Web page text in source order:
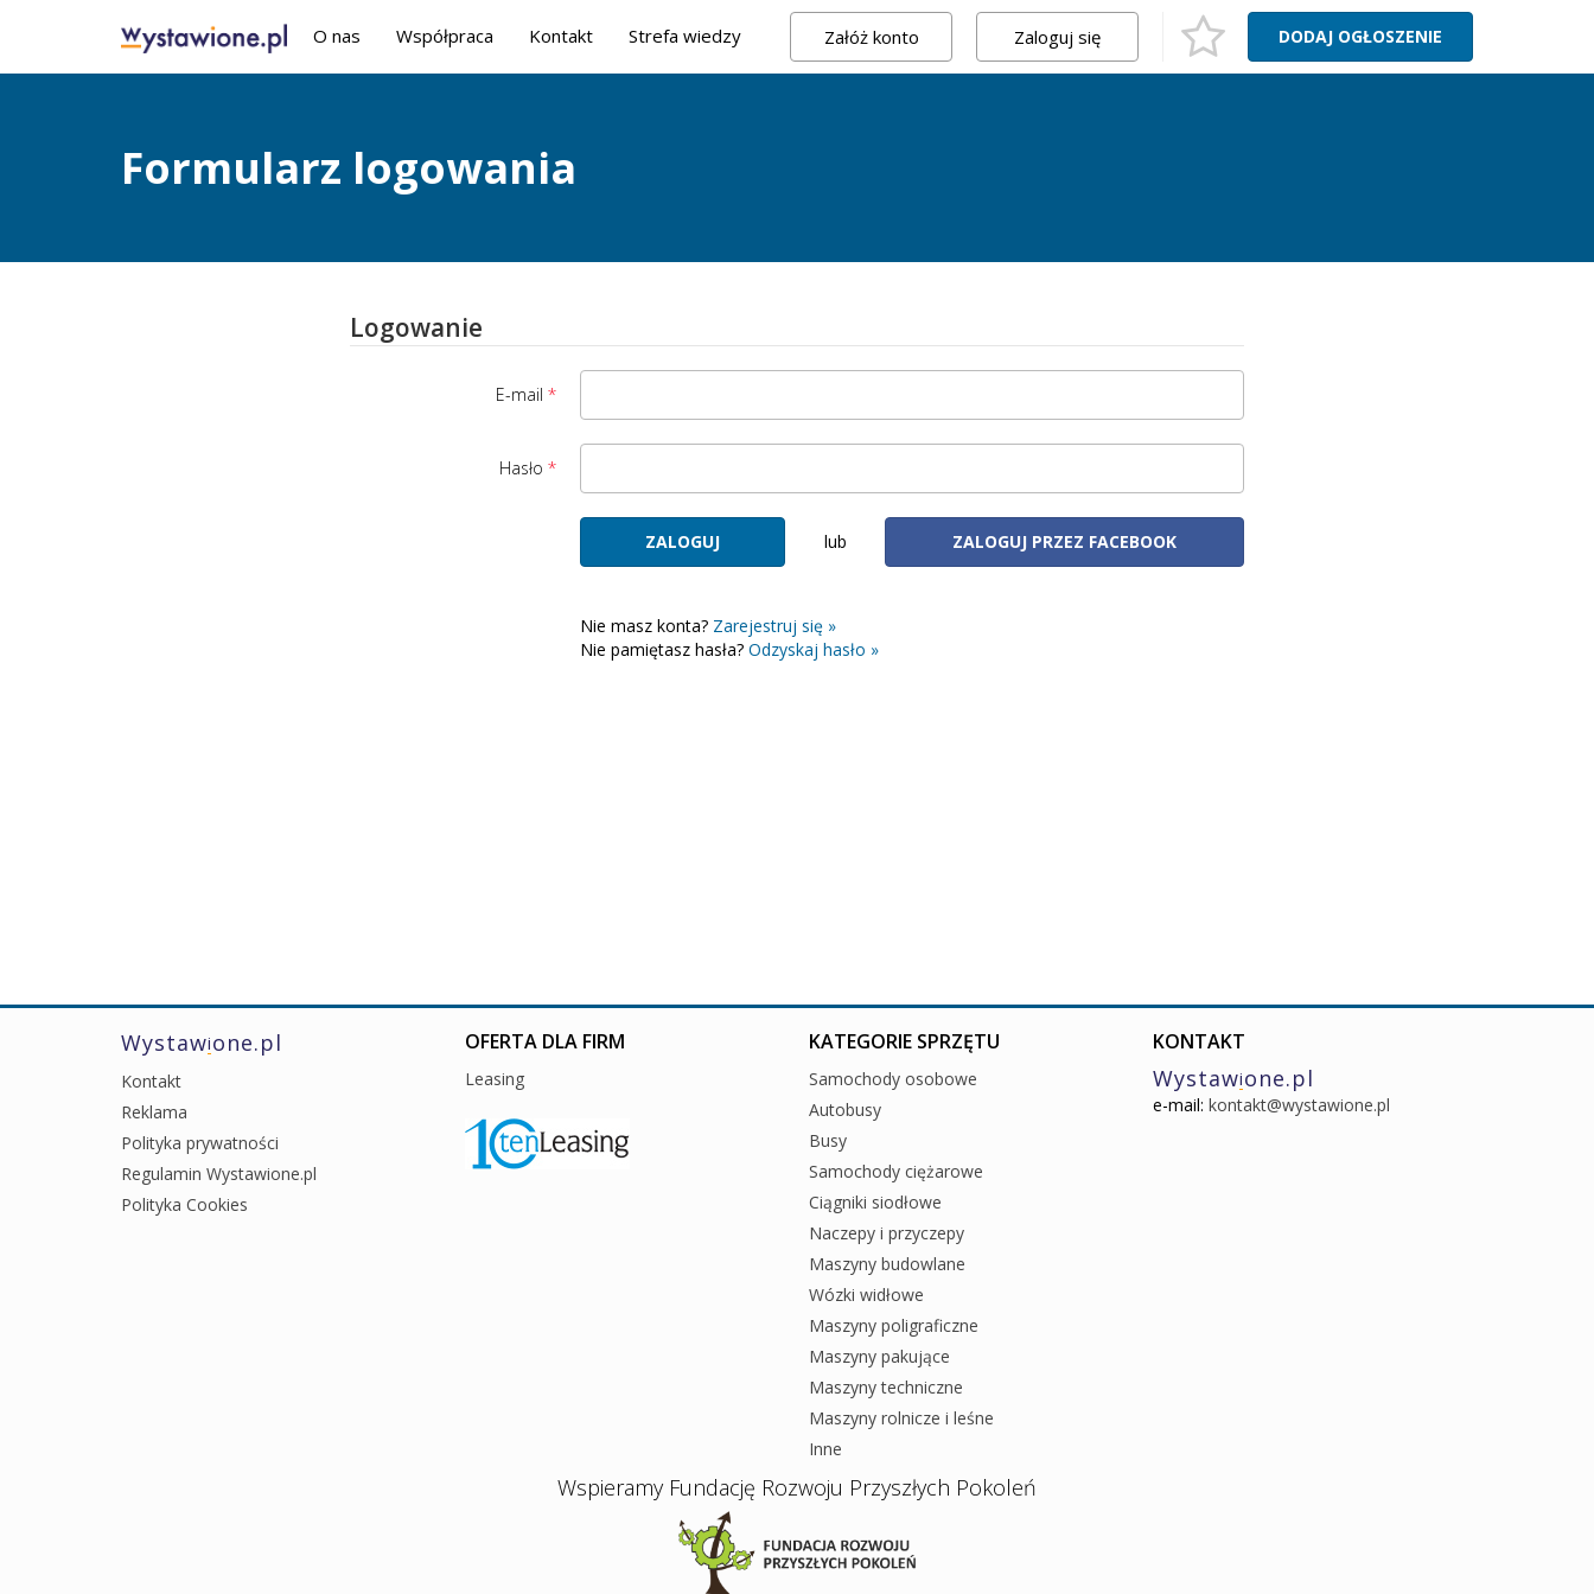
O nas Współpraca Kontakt Strefa wiedzy DODAJ OGŁOSZENIE
Załóż konto Zaloguj się
Formularz logowania
Logowanie
E-mail
Hasło
lub ZALOGUJ PRZEZ FACEBOOK
Nie masz konta? Zarejestruj się »
Nie pamiętasz hasła? Odzyskaj hasło »
Wystawione.pl
Kontakt
Reklama
Polityka prywatności
Regulamin Wystawione.pl
Polityka Cookies
OFERTA DLA FIRM
Leasing
KATEGORIE SPRZĘTU
Samochody osobowe
Autobusy
Busy
Samochody ciężarowe
Ciągniki siodłowe
Naczepy i przyczepy
Maszyny budowlane
Wózki widłowe
Maszyny poligraficzne
Maszyny pakujące
Maszyny techniczne
Maszyny rolnicze i leśne
Inne
KONTAKT
Wystawione.pl
e-mail: kontakt@wystawione.pl
Wspieramy Fundację Rozwoju Przyszłych Pokoleń